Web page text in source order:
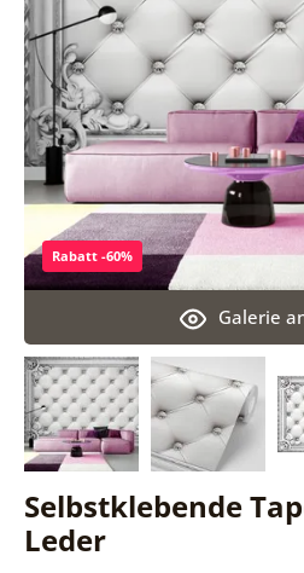
Selbstklebende
Leder
Galerie
Rabatt -60%